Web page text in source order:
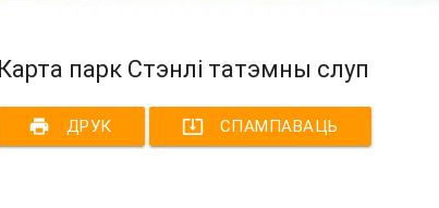
Карта парк Стэнлі татэмны слуп
print ДРУК system_update_alt СПАМПАВАЦЬ